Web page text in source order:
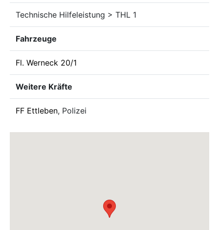
Technische Hilfeleistung > THL 1
Fahrzeuge
Fl. Werneck 20/1
Weitere Kräfte
FF Ettleben, Polizei